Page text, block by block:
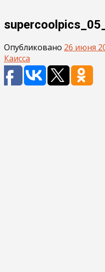
Опубликовано 26 июня
Каисса